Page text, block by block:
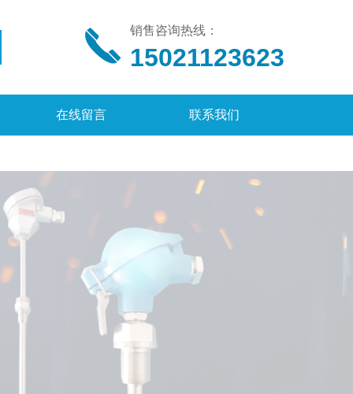
销售咨询热线：
15021123623
在线留言 联系我们